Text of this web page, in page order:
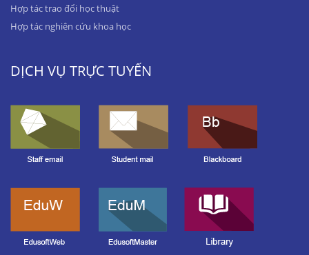
Hợp tác trao đổi học thuật
Hợp tác nghiên cứu khoa học
DỊCH VỤ TRỰC TUYẾN